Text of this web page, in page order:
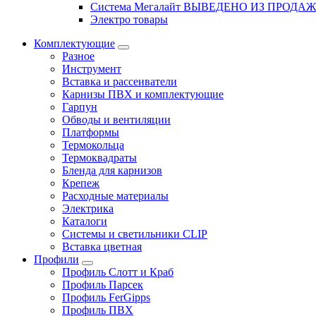
Система Мегалайт ВЫВЕДЕНО ИЗ
Электро товары
Комплектующие
Разное
Инструмент
Вставка и рассеиватели
Карнизы ПВХ и комплектующие
Гарпун
Обводы и вентиляции
Платформы
Термокольца
Термоквадраты
Бленда для карнизов
Крепеж
Расходные материалы
Электрика
Каталоги
Системы и светильники CLIP
Вставка цветная
Профили
Профиль Слотт и Краб
Профиль Парсек
Профиль FerGipps
Профиль ПВХ